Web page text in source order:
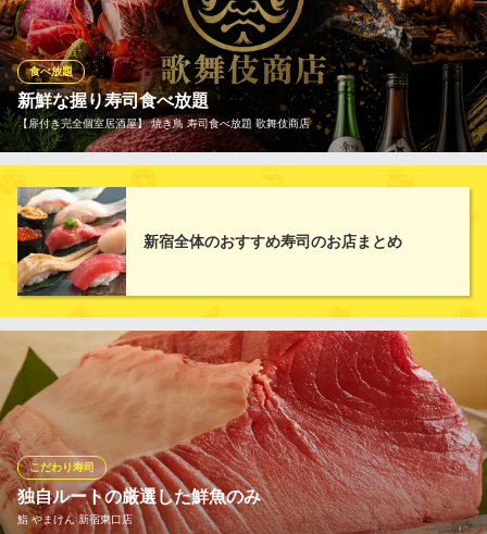
計でご提供しております。 本格江戸前寿司をお手頃価格で肩肘張
らずお愉しみください。
築地すし好 新宿東口店
匠の技が光る寿司屋
地下鉄丸ノ内線新宿駅 徒歩3分
新鮮な握り寿司食べ放題
【扉付き完全個室居酒屋】 焼き鳥 寿司食べ放題 歌舞伎商店
食べ放題
毎日仕入れる新鮮な魚介を使用した本格握り寿司を、食べ放題で
心ゆくまで堪能できます。マグロやサーモンなど人気の定番から
季節ごとに変わる旬魚まで、種類豊富なネタをご用意。職人が一
貫ずつ丁寧に握るからこそ味わえる、本格的な寿司の醍醐味をぜ
ひお楽しみください。
【扉付き完全個室居酒屋】 焼き鳥 寿司食べ放題 歌舞伎商店
新宿 扉付き完全個室
西武新宿線西武新宿駅 徒歩3分
東京都新宿区歌舞伎町1-17-6 第3NKビル5F
新宿全体のおすすめ寿司のお店まとめ
独自ルートの厳選した鮮魚のみ
鮨 やまけん 新宿東口店
こだわり寿司